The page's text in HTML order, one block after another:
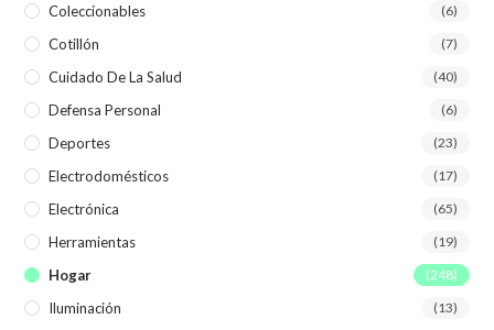
Coleccionables (6)
Cotillón (7)
Cuidado De La Salud (40)
Defensa Personal (6)
Deportes (23)
Electrodomésticos (17)
Electrónica (65)
Herramientas (19)
Hogar (248)
Iluminación (13)